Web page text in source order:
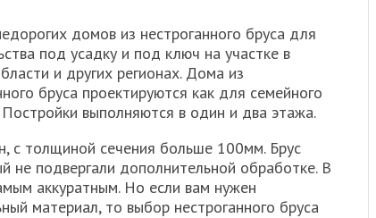
домов из нестроганного бруса для
под усадку и под ключ на участке в
и других регионах. Дома из
бруса проектируются как для семейного
выполняются в один и два этажа.
с толщиной сечения больше 100мм. Брус
не подвергали дополнительной обработке. В
аккуратным. Но если вам нужен
материал, то выбор нестроганного бруса